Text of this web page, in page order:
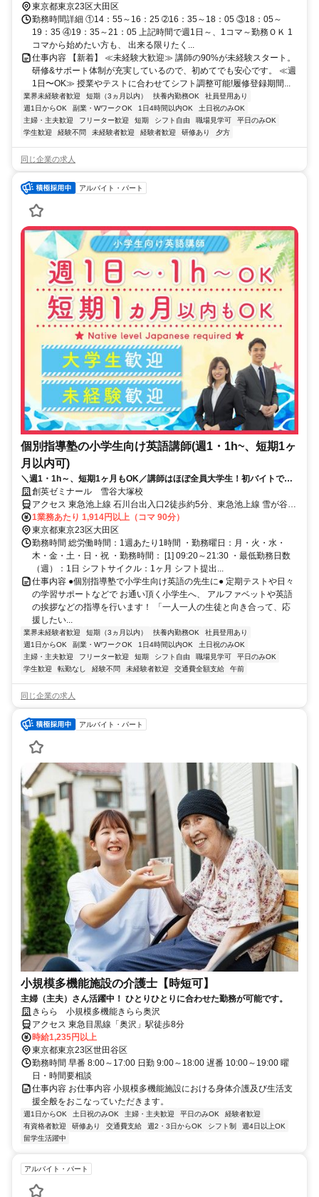
東京都東京23区大田区
勤務時間詳細 ①14：55～16：25 ➁16：35～18：05 ③18：05～
19：35 ④19：35～21：05 上記時間で週1日～、1コマ～勤務ＯＫ 1
コマから始めたい方も、 出来る限りたく...
仕事内容 【新着】 ≪未経験大歓迎≫ 講師の90%が未経験スタート。
研修&サポート体制が充実しているので、初めてでも安心です。 ≪週
1日〜OK≫ 授業やテストに合わせてシフト調整可能!履修登録期間...
業界未経験者歓迎 短期（3ヵ月以内） 扶養内勤務OK
社員登用あり
週1日からOK
副業・WワークOK 1日4時間以内OK
土日祝のみOK
主婦・主夫歓迎
フリーター歓迎 短期 シフト自由 職場見学可
平日のみOK
学生歓迎
経験不問 未経験者歓迎 経験者歓迎 研修あり 夕方
同じ企業の求人
アルバイト・パート
個別指導塾の小学生向け英語講師(週1・1h~、短期1ヶ
月以内可)
＼週1・1h～、短期1ヶ月もOK／講師はほぼ全員大学生！初バイトでも
安心！※Native level Japanese required
創英ゼミナール 雪谷大塚校
アクセス 東急池上線 石川台出入口2徒歩約5分、東急池上線 雪が谷大
塚南口徒歩約9分、東急池上線 洗足池徒歩約12分 洗足池駅より自転
車で5分
1業務あたり 1,914円以上（コマ 90分）
東京都東京23区大田区
勤務時間 総労働時間：1週あたり1時間 ・勤務曜日：月・火・水・
木・金・土・日・祝 ・勤務時間： [1] 09:20～21:30 ・最低勤務日数
（週）：1日 シフトサイクル：1ヶ月 シフト提出...
仕事内容 ●個別指導塾で小学生向け英語の先生に● 定期テストや日々
の学習サポートなどで お通い頂く小学生へ、 アルファベットや英語
の挨拶などの指導を行います！ 「一人一人の生徒と向き合って、応
援したい...
業界未経験者歓迎 短期（3ヵ月以内） 扶養内勤務OK
社員登用あり
週1日からOK
副業・WワークOK 1日4時間以内OK
土日祝のみOK
主婦・主夫歓迎
フリーター歓迎 短期 シフト自由 職場見学可
平日のみOK
学生歓迎
転勤なし 経験不問 未経験者歓迎 交通費全額支給 午前
同じ企業の求人
アルバイト・パート
小規模多機能施設の介護士【時短可】
主婦（主夫）さん活躍中！ ひとりひとりに合わせた勤務が可能です。
きらら 小規模多機能きらら奥沢
アクセス 東急目黒線「奥沢」駅徒歩8分
時給1,235円以上
東京都東京23区世田谷区
勤務時間 早番 8:00～17:00 日勤 9:00～18:00 遅番 10:00～19:00 曜
日・時間要相談
仕事内容 お仕事内容 小規模多機能施設における身体介護及び生活支
援全般をおこなっていただきます。
週1日からOK 土日祝のみOK 主婦・主夫歓迎 平日のみOK
経験者歓迎
有資格者歓迎
研修あり 交通費支給 週2・3日からOK シフト制
週4日以上OK
留学生活躍中
アルバイト・パート